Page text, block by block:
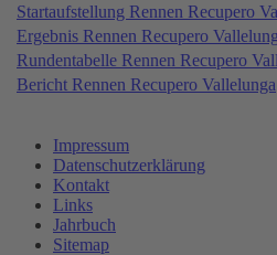
Startaufstellung Rennen Recupero
Ergebnis Rennen Recupero
Rundentabelle Rennen Recupero
Bericht Rennen Recupero Vallelunga
Impressum
Datenschutzerklärung
Kontakt
Links
Jahrbuch
Sitemap